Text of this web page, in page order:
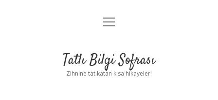
Anasayfa
Yasal Uyarı
menüyü
Tatlı Bilgi Sofrası
Zihnine tat katan kısa hikayeler!